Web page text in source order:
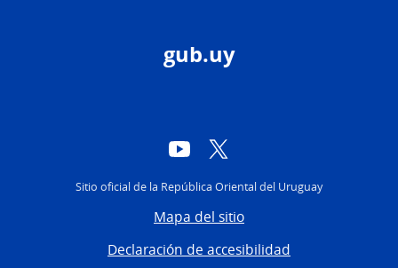
gub.uy
YouTube
Sitio oficial de la República Oriental del Uruguay
Mapa del sitio
Declaración de accesibilidad